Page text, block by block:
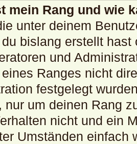
mein Rang und wie
unter deinem
bislang erstellt
und
Ranges nicht
festgelegt
nur um deinen Rang
nicht und ein
Umständen einfach